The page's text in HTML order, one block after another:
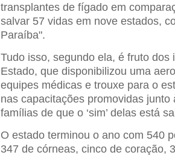
transplantes de fígado em
salvar 57 vidas em nove estados,
Paraíba".
Tudo isso, segundo ela, é fruto
Estado, que disponibilizou uma
equipes médicas e trouxe para o
nas capacitações promovidas
famílias de que o ‘sim’ delas está
O estado terminou o ano com 540
347 de córneas, cinco de coração,